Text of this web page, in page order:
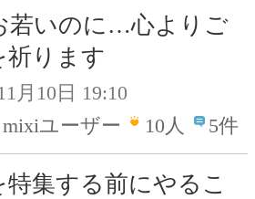
若いのに…心よりご
祈ります
月10日 19:10
mixiユーザー
10人 5件
特集する前にやるこ